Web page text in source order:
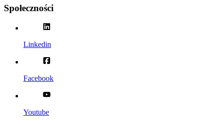
Społeczności
Linkedin
Facebook
Youtube